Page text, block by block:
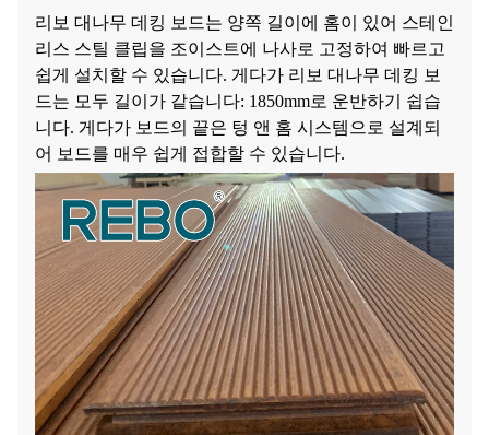
리보 대나무 데킹 보드는 양쪽 길이에 홈이 있어 스테인
리스 스틸 클립을 조이스트에 나사로 고정하여 빠르고
쉽게 설치할 수 있습니다. 게다가 리보 대나무 데킹 보
드는 모두 길이가 같습니다: 1850mm로 운반하기 쉽습
니다. 게다가 보드의 끝은 텅 앤 홈 시스템으로 설계되
어 보드를 매우 쉽게 접합할 수 있습니다.